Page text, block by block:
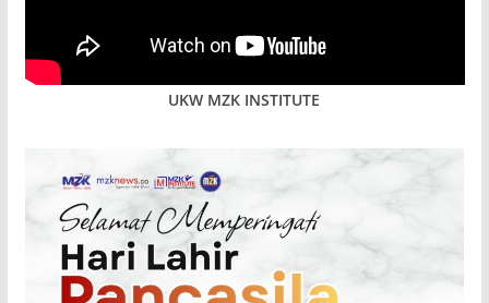
UKW MZK INSTITUTE